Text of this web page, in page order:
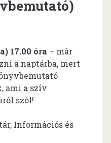
17.00 óra – már
a naptárba, mert
ami a szív
szól!
Információs és